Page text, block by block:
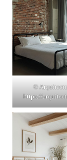
©
https://